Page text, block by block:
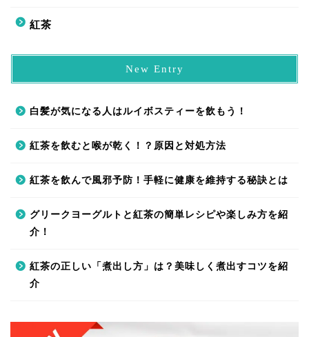
紅茶
New Entry
白髪が気になる人はルイボスティーを飲もう！
紅茶を飲むと喉が乾く！？原因と対処方法
紅茶を飲んで風邪予防！手軽に健康を維持する秘訣とは
グリークヨーグルトと紅茶の簡単レシピや楽しみ方を紹
介！
紅茶の正しい「煮出し方」は？美味しく煮出すコツを紹
介